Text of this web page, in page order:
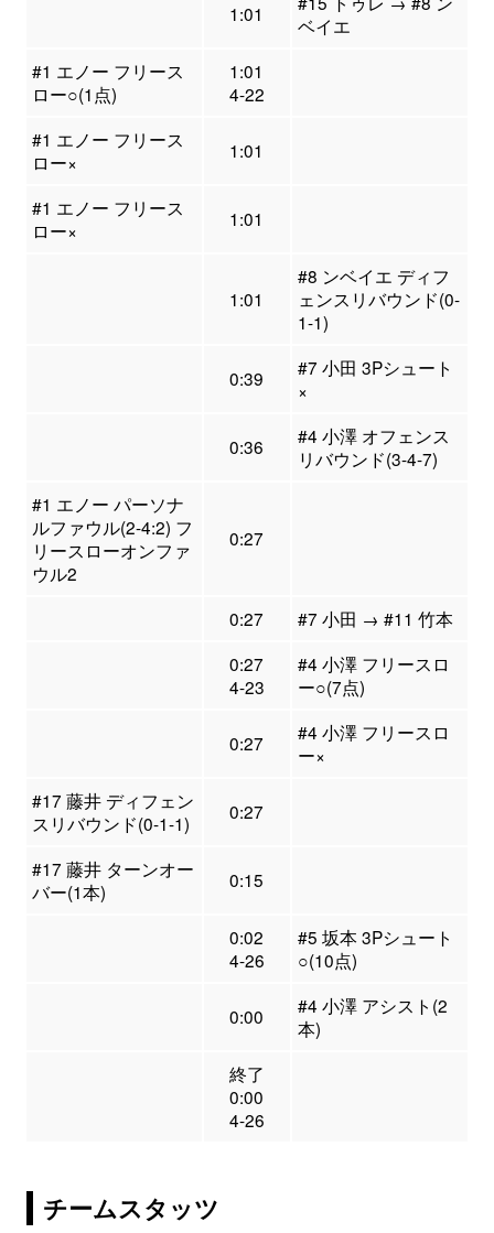
1:01
ベイエ
#1 エノー フリース
ロー○(1点)
1:01
4-22
#1 エノー フリース
ロー×
1:01
#1 エノー フリース
ロー×
1:01
1:01
#8 ンベイエ ディフ
ェンスリバウンド(0-
1-1)
0:39
#7 小田 3Pシュート
×
0:36
#4 小澤 オフェンス
リバウンド(3-4-7)
#1 エノー パーソナ
ルファウル(2-4:2) フ
リースローオンファ
ウル2
0:27
0:27
#7 小田 → #11 竹本
0:27
4-23
#4 小澤 フリースロ
ー○(7点)
0:27
#4 小澤 フリースロ
ー×
#17 藤井 ディフェン
スリバウンド(0-1-1)
0:27
#17 藤井 ターンオー
バー(1本)
0:15
0:02
4-26
#5 坂本 3Pシュート
○(10点)
0:00
#4 小澤 アシスト(2
本)
終了
0:00
4-26
チームスタッツ